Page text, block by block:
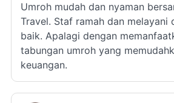
Umroh mudah dan nyaman
Travel. Staf ramah dan melayani
baik. Apalagi dengan
tabungan umroh yang
keuangan.